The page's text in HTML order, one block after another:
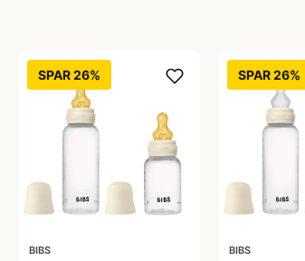
SPAR 26%
BIBS
SPAR 26%
BIBS